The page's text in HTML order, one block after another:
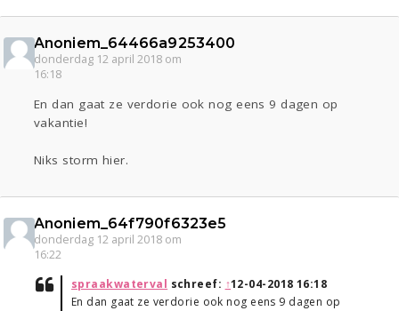
Anoniem_64466a9253400
donderdag 12 april 2018 om
16:18
En dan gaat ze verdorie ook nog eens 9 dagen op
vakantie!
Niks storm hier.
Anoniem_64f790f6323e5
donderdag 12 april 2018 om
16:22
spraakwaterval schreef: ↑12-04-2018 16:18
En dan gaat ze verdorie ook nog eens 9 dagen op